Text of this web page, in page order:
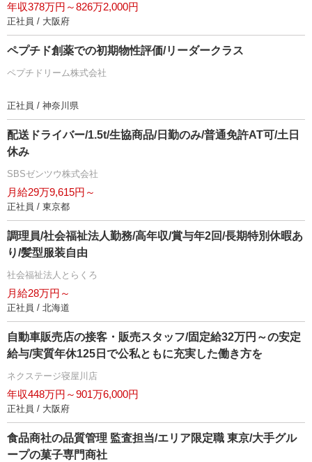
年収378万円～826万2,000円
正社員 / 大阪府
ペプチド創薬での初期物性評価/リーダークラス
ペプチドリーム株式会社
正社員 / 神奈川県
配送ドライバー/1.5t/生協商品/日勤のみ/普通免許AT可/土日
休み
SBSゼンツウ株式会社
月給29万9,615円～
正社員 / 東京都
調理員/社会福祉法人勤務/高年収/賞与年2回/長期特別休暇あ
り/髪型服装自由
社会福祉法人とらくろ
月給28万円～
正社員 / 北海道
自動車販売店の接客・販売スタッフ/固定給32万円～の安定
給与/実質年休125日で公私ともに充実した働き方を
ネクステージ寝屋川店
年収448万円～901万6,000円
正社員 / 大阪府
食品商社の品質管理 監査担当/エリア限定職 東京/大手グル
ープの菓子専門商社